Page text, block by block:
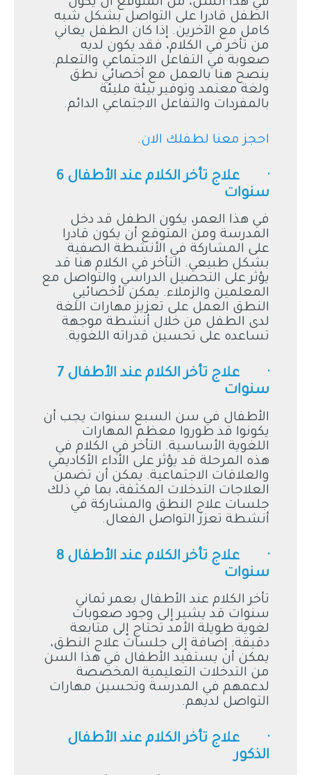
الطفل قادرا على التواصل بشكل شبه
كامل مع الآخرين. إذا كان الطفل يعاني
من تأخر في الكلام، فقد يكون لديه
صعوبة في التفاعل الاجتماعي والتعلم.
ينصح هنا بالعمل مع أخصائي نطق
ولغة معتمد وتوفير بيئة مليئة
بالمفردات والتفاعل الاجتماعي الدائم.
احجز معنا لطفلك الان.
· علاج تأخر الكلام عند الأطفال 6
سنوات
في هذا العمر، يكون الطفل قد دخل
المدرسة ومن المتوقع أن يكون قادرا
على المشاركة في الأنشطة الصفية
بشكل طبيعي. التأخر في الكلام هنا قد
يؤثر على التحصيل الدراسي والتواصل مع
المعلمين والزملاء. يمكن لأخصائيي
النطق العمل على تعزيز مهارات اللغة
لدى الطفل من خلال أنشطة موجهة
تساعده على تحسين قدراته اللغوية.
· علاج تأخر الكلام عند الأطفال 7
سنوات
الأطفال في سن السبع سنوات يجب أن
يكونوا قد طوروا معظم المهارات
اللغوية الأساسية. التأخر في الكلام في
هذه المرحلة قد يؤثر على الأداء الأكاديمي
والعلاقات الاجتماعية. يمكن أن تضمن
العلاجات التدخلات المكثفة، بما في ذلك
جلسات علاج النطق والمشاركة في
أنشطة تعزز التواصل الفعال.
· علاج تأخر الكلام عند الأطفال 8
سنوات
تأخر الكلام عند الأطفال بعمر ثماني
سنوات قد يشير إلى وجود صعوبات
لغوية طويلة الأمد تحتاج إلى متابعة
دقيقة. إضافة إلى جلسات علاج النطق،
يمكن أن يستفيد الأطفال في هذا السن
من التدخلات التعليمية المخصصة
لدعمهم في المدرسة وتحسين مهارات
التواصل لديهم.
· علاج تأخر الكلام عند الأطفال
الذكور